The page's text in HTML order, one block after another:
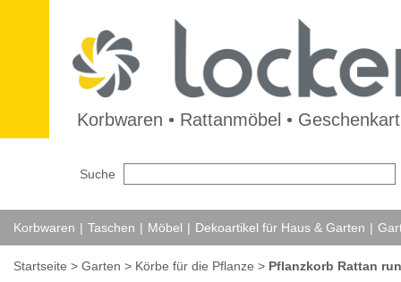
Korbwaren • Rattanmöbel •
Suche
Korbwaren | Taschen | Möbel | Dekoartikel für Haus & Garten |
Startseite > Garten > Körbe für die Pflanze > Pflanzkorb Rattan